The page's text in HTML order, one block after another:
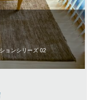
ョンシリーズ 02